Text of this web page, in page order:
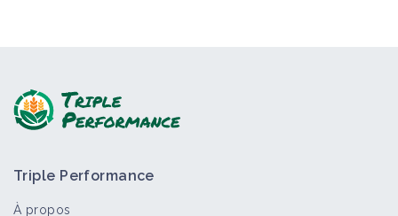
Triple Performance
À propos